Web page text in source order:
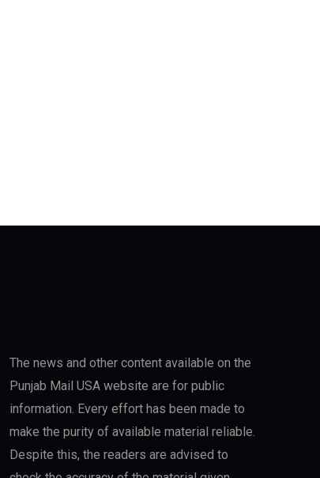
The news and other content available on the
Punjab Mail USA website are for public
information. Every effort has been made to
make the purity of available material reliable.
Despite this, the readers are advised to